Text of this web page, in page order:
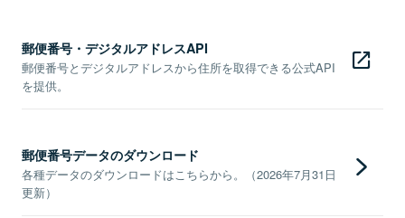
郵便番号・デジタルアドレスAPI
郵便番号とデジタルアドレスから住所を取得できる公式API
を提供。
郵便番号データのダウンロード
各種データのダウンロードはこちらから。（2026年7月31日
更新）